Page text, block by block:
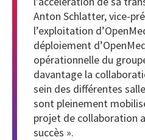
Anton Schlatter, vice-
l’exploitation
déploiement
opérationnelle du
davantage la
sein des différentes
sont pleinement
projet de collaboration
succès ».